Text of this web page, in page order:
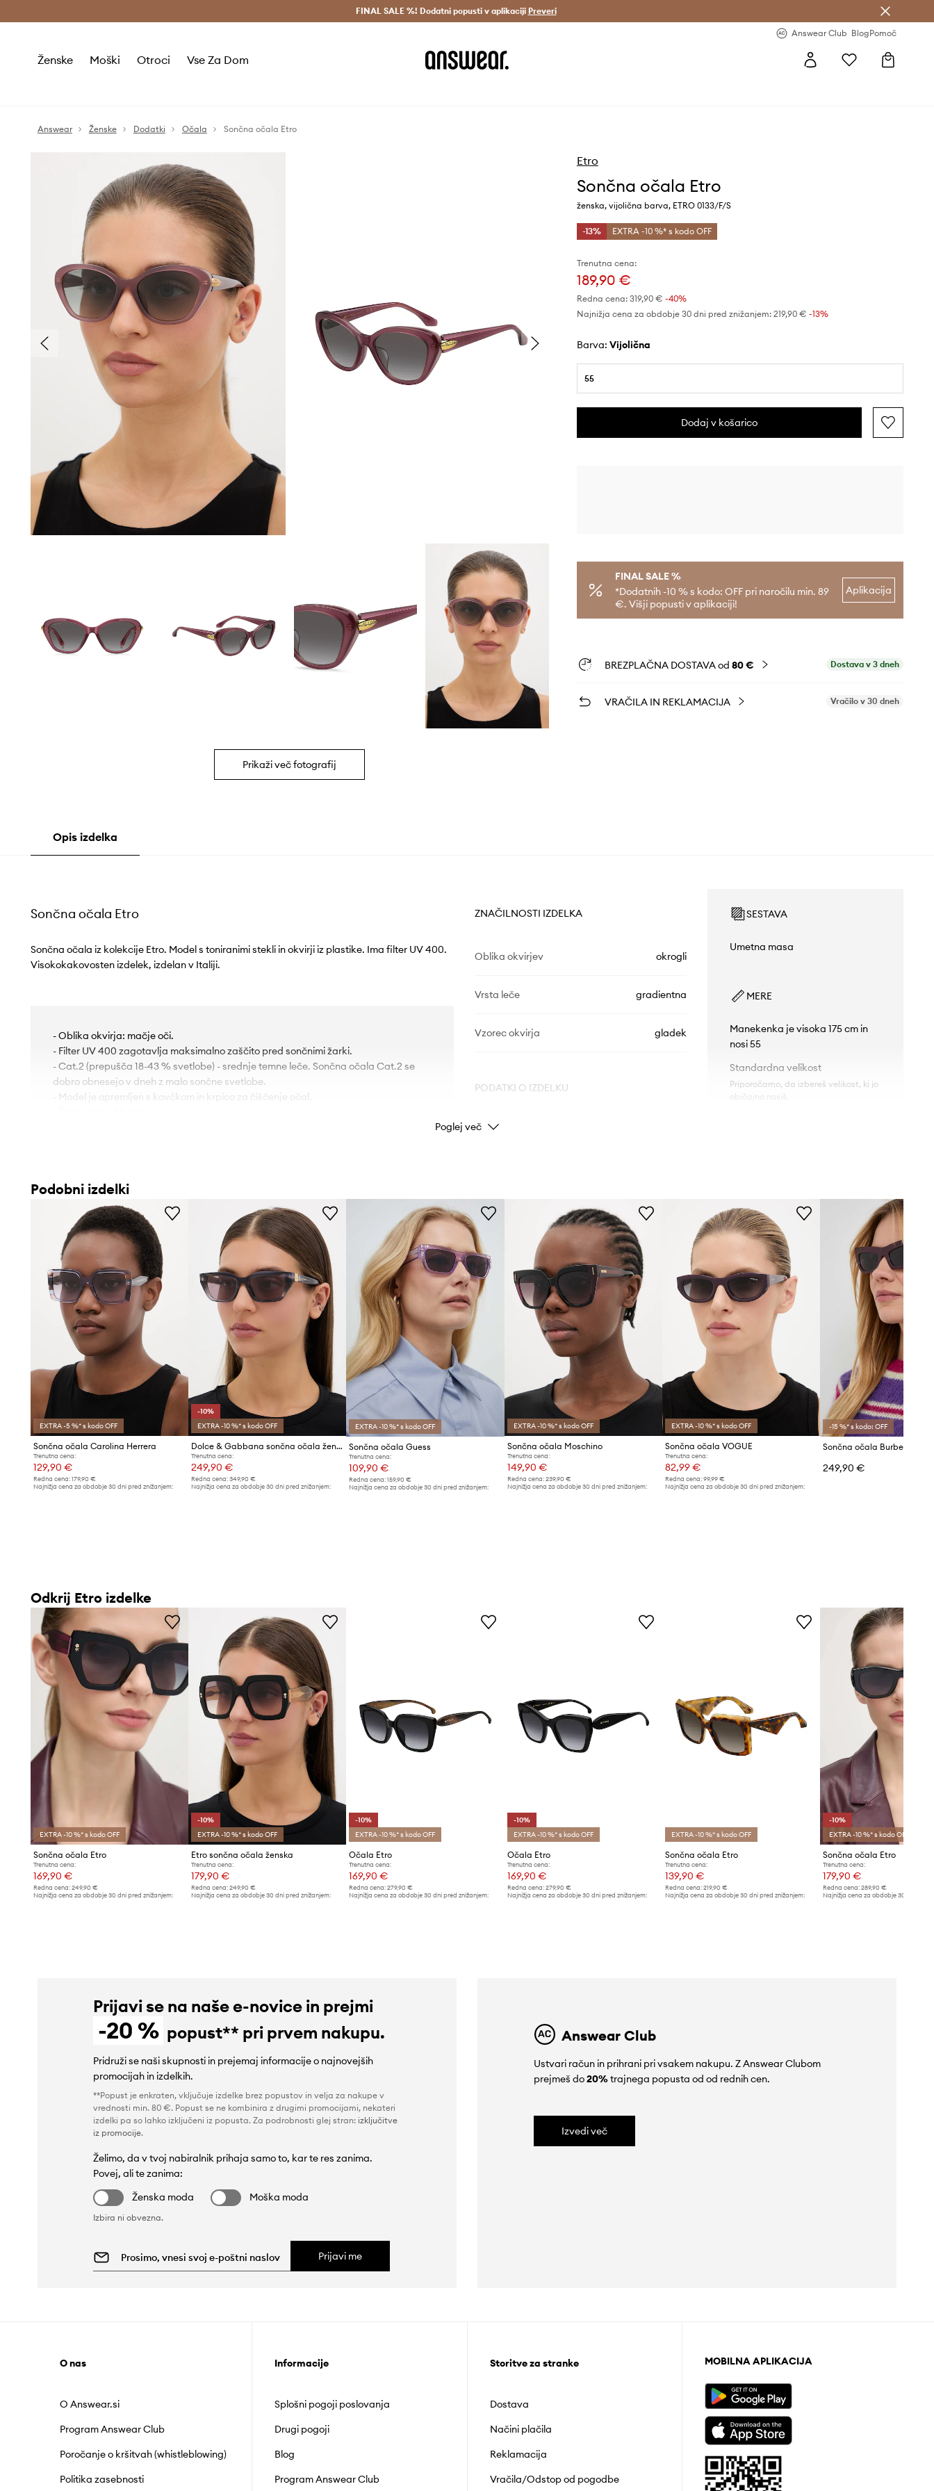
Dostava v 3 dneh > Prihrani z vpisom v Answear Club >
FINAL SALE %! Dodatni popusti v aplikaciji Preveri
Answear Club BlogPomoč
Ženske Moški Otroci Vse Za Dom
Answear Ženske Dodatki Očala Sončna očala Etro
Prikaži več fotografij
Etro
Sončna očala Etro
ženska, vijolična barva, ETRO 0133/F/S
-13% EXTRA -10 %* s kodo OFF
Trenutna cena:
189,90 €
Redna cena: 319,90 € -40%
Najnižja cena za obdobje 30 dni pred znižanjem: 219,90 € -13%
Barva: vijolična
55
Dodaj v košarico
FINAL SALE %
*Dodatnih -10 % s kodo: OFF pri naročilu min. 89
€. Višji popusti v aplikaciji!
Aplikacija
BREZPLAČNA DOSTAVA od 80 € Dostava v 3 dneh
VRAČILA IN REKLAMACIJA Vračilo v 30 dneh
Opis izdelka
Sončna očala Etro
Sončna očala iz kolekcije Etro. Model s toniranimi stekli in okvirji iz plastike. Ima filter UV 400.
Visokokakovosten izdelek, izdelan v Italiji.
- Oblika okvirja: mačje oči.
- Filter UV 400 zagotavlja maksimalno zaščito pred sončnimi žarki.
- Cat.2 (prepušča 18-43 % svetlobe) - srednje temne leče. Sončna očala Cat.2 se
dobro obnesejo v dneh z malo sončne svetlobe.
- Model je opremljen s kovčkom in krpico za čiščenje očal.
ZNAČILNOSTI IZDELKA
Oblika okvirjev okrogli
Vrsta leče gradientna
Vzorec okvirja gladek
PODATKI O IZDELKU
Koda izdelka
Barva vijolična
Znamka
ID izdelka
SESTAVA
Umetna masa
MERE
Manekenka je visoka 175 cm in
nosi 55
Standardna velikost
Priporočamo, da izbereš velikost, ki jo
običajno nosiš.
Poglej več
Podobni izdelki
EXTRA -5 %* s kodo OFF
Sončna očala Carolina Herrera
Trenutna cena:
129,90 €
Redna cena: 179,90 €
Najnižja cena za obdobje 30 dni pred znižanjem:
-10%
EXTRA -10 %* s kodo OFF
Dolce & Gabbana sončna očala ženska
Trenutna cena:
249,90 €
Redna cena:349,90 €
Najnižja cena za obdobje 30 dni pred znižanjem:
EXTRA -10 %* s kodo OFF
Sončna očala Guess
Trenutna cena:
109,90 €
Redna cena: 159,90 €
Najnižja cena za obdobje 30 dni pred znižanjem:
EXTRA -10 %* s kodo OFF
Sončna očala Moschino
Trenutna cena:
149,90 €
Redna cena: 239,90 €
Najnižja cena za obdobje 30 dni pred znižanjem:
EXTRA -10 %* s kodo OFF
Sončna očala VOGUE
Trenutna cena:
82,99 €
Redna cena:99,99 €
Najnižja cena za obdobje 30 dni pred znižanjem:
-15 %* s kodo: OFF
Sončna očala Burberry
249,90 €
Odkrij Etro izdelke
EXTRA -10 %* s kodo OFF
Sončna očala Etro
Trenutna cena:
169,90 €
Redna cena: 249,90 €
Najnižja cena za obdobje 30 dni pred znižanjem:
-10%
EXTRA -10 %* s kodo OFF
Etro sončna očala ženska
Trenutna cena:
179,90 €
Redna cena:249,90 €
Najnižja cena za obdobje 30 dni pred znižanjem:
-10%
EXTRA -10 %* s kodo OFF
Očala Etro
Trenutna cena:
169,90 €
Redna cena: 279,90 €
Najnižja cena za obdobje 30 dni pred znižanjem:
-10%
EXTRA -10 %* s kodo OFF
Očala Etro
Trenutna cena:
169,90 €
Redna cena: 279,90 €
Najnižja cena za obdobje 30 dni pred znižanjem:
EXTRA -10 %* s kodo OFF
Sončna očala Etro
Trenutna cena:
139,90 €
Redna cena:219,90 €
Najnižja cena za obdobje 30 dni pred znižanjem:
-10%
EXTRA -10 %* s kodo OFF
Sončna očala Etro
Trenutna cena:
179,90 €
Redna cena: 289,90 €
Najnižja cena za obdobje 30 dni pred
Prijavi se na naše e-novice in prejmi
-20 % popust** pri prvem nakupu.
Pridruži se naši skupnosti in prejemaj informacije o najnovejših
promocijah in izdelkih.
**Popust je enkraten, vključuje izdelke brez popustov in velja za nakupe v
vrednosti min. 80 €. Popust se ne kombinira z drugimi promocijami, nekateri
izdelki pa so lahko izključeni iz popusta. Za podrobnosti glej stran: izključitve
iz promocije.
Želimo, da v tvoj nabiralnik prihaja samo to, kar te res zanima.
Povej, ali te zanima:
Ženska moda
Moška moda
Izbira ni obvezna.
Prijavi me
Answear Club
Ustvari račun in prihrani pri vsakem nakupu. Z Answear Clubom
prejmeš do20%trajnega popusta od od rednih cen.
Izvedi več
O nas
O Answear.si
Program Answear Club
Poročanje o kršitvah (whistleblowing)
Politika zasebnosti
Informacije
Splošni pogoji poslovanja
Drugi pogoji
Blog
Program Answear Club
Storitve za stranke
Dostava
Načini plačila
Reklamacija
Vračila/Odstop od pogodbe
MOBILNA APLIKACIJA